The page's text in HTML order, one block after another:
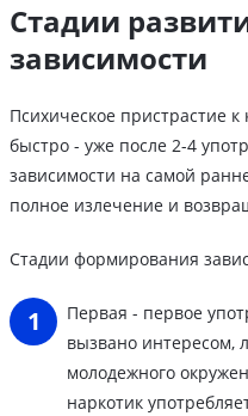
Стадии
зависимости
Психическое пристрастие
быстро - уже после 2-4
зависимости на самой
полное излечение и
Стадии формирования
Первая - первое
вызвано интересом,
молодежного
наркотик